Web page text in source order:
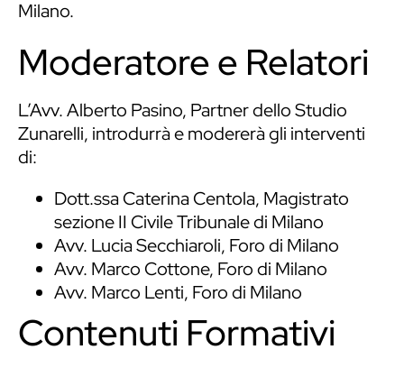
Milano.
Moderatore e Relatori
L’Avv. Alberto Pasino, Partner dello Studio
Zunarelli, introdurrà e modererà gli interventi
di:
Dott.ssa Caterina Centola, Magistrato
sezione II Civile Tribunale di Milano
Avv. Lucia Secchiaroli, Foro di Milano
Avv. Marco Cottone, Foro di Milano
Avv. Marco Lenti, Foro di Milano
Contenuti Formativi